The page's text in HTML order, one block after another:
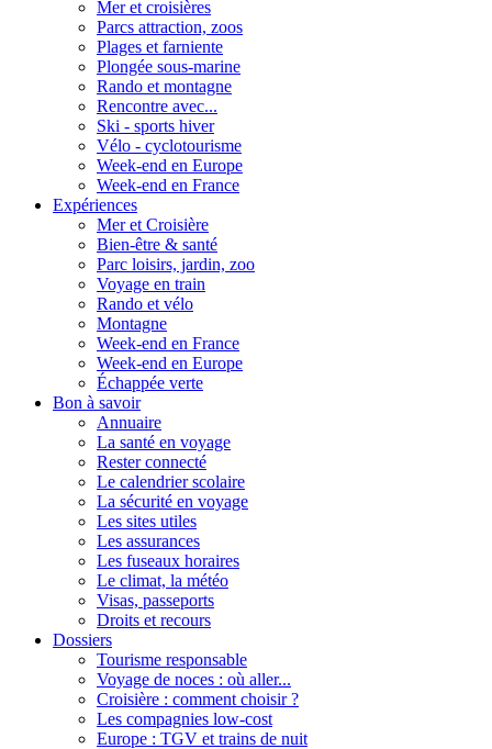
Mer et croisières
Parcs attraction, zoos
Plages et farniente
Plongée sous-marine
Rando et montagne
Rencontre avec...
Ski - sports hiver
Vélo - cyclotourisme
Week-end en Europe
Week-end en France
Expériences
Mer et Croisière
Bien-être & santé
Parc loisirs, jardin, zoo
Voyage en train
Rando et vélo
Montagne
Week-end en France
Week-end en Europe
Échappée verte
Bon à savoir
Annuaire
La santé en voyage
Rester connecté
Le calendrier scolaire
La sécurité en voyage
Les sites utiles
Les assurances
Les fuseaux horaires
Le climat, la météo
Visas, passeports
Droits et recours
Dossiers
Tourisme responsable
Voyage de noces : où aller...
Croisière : comment choisir ?
Les compagnies low-cost
Europe : TGV et trains de nuit